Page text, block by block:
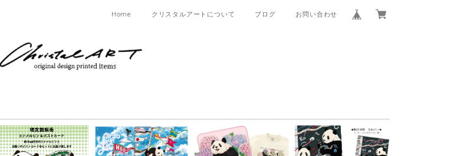
Home クリスタルアートについて ブログ お問い合わせ